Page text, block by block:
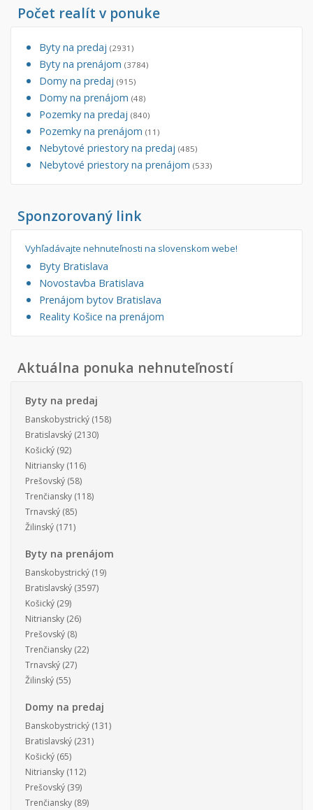
Počet realít v ponuke
Byty na predaj (2931)
Byty na prenájom (3784)
Domy na predaj (915)
Domy na prenájom (48)
Pozemky na predaj (840)
Pozemky na prenájom (11)
Nebytové priestory na predaj (485)
Nebytové priestory na prenájom (533)
Sponzorovaný link
Vyhľadávajte nehnuteľnosti na slovenskom webe!
Byty Bratislava
Novostavba Bratislava
Prenájom bytov Bratislava
Reality Košice na prenájom
Aktuálna ponuka nehnuteľností
Byty na predaj
Banskobystrický (158)
Bratislavský (2130)
Košický (92)
Nitriansky (116)
Prešovský (58)
Trenčiansky (118)
Trnavský (85)
Žilinský (171)
Byty na prenájom
Banskobystrický (19)
Bratislavský (3597)
Košický (29)
Nitriansky (26)
Prešovský (8)
Trenčiansky (22)
Trnavský (27)
Žilinský (55)
Domy na predaj
Banskobystrický (131)
Bratislavský (231)
Košický (65)
Nitriansky (112)
Prešovský (39)
Trenčiansky (89)